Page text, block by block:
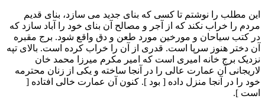
اين مطلب را نوشتم تا کسی که بنای جديد می سازد، بنای قديم
مردم را خراب نکند که از آجر و مصالح آن بنای خود را آباد سازد که
در کتب سياحان و مورخين مورد طعن و دق واقع شود. برج مقبره
آن دختر هنوز سرپا است. قدری از آن را خراب کرده است. بالای تپه
نزديک برج خانه اميری است که امير مکرم ميرزا محمد خان
لاريجانی آن عمارت عالی را در آنجا ساخته و يکی از زنان محترمه
خود را در آنجا منزل داده [ بود ]. کنون آن عمارت خالی افتاده [
است ].